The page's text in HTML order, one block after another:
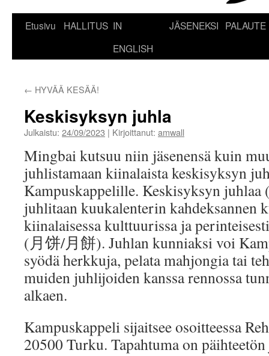
Etusivu HALLITUS IN
ENGLISH
JÄSENEKSI PALAUTE
← HYVÄÄ KESÄÄ!
Keskisyksyn juhla
Julkaistu: 24/09/2023 | Kirjoittanut: amwall
Mingbai kutsuu niin jäsenensä kuin
juhlistamaan kiinalaista keskisyksyn
Kampuskappelille. Keskisyksyn
juhlitaan kuukalenterin kahdeksannen
kiinalaisessa kulttuurissa ja
(月饼/月餅). Juhlan kunniaksi voi
syödä herkkuja, pelata mahjongia tai
muiden juhlijoiden kanssa rennossa
alkaen.
Kampuskappeli sijaitsee osoitteessa
20500 Turku. Tapahtuma on